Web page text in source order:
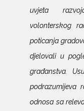
uvjeta
volonterskog
poticanja
djelovali u
građanstva.
podrazumijeva
odnosa sa